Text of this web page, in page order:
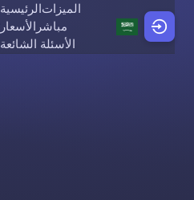
Skip to content
الرئيسيةالميزات
الأسعار مباشر
الأسئلة الشائعة